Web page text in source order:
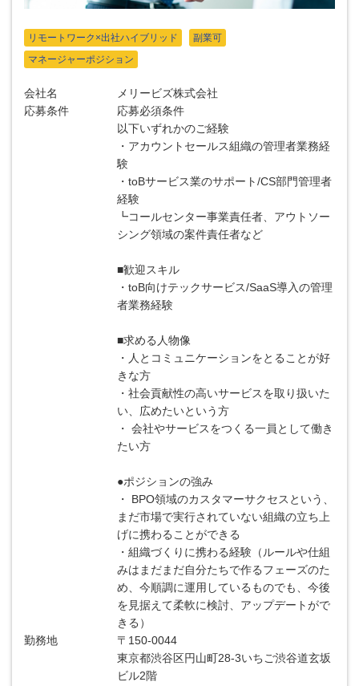
リモートワーク×出社ハイブリッド
副業可
マネージャーポジション
会社名
メリービズ株式会社
応募条件
応募必須条件
以下いずれかのご経験
・アカウントセールス組織の管理者業務経
験
・toBサービス業のサポート/CS部門管理者
経験
┗コールセンター事業責任者、アウトソー
シング領域の案件責任者など
■歓迎スキル
・toB向けテックサービス/SaaS導入の管理
者業務経験
■求める人物像
・人とコミュニケーションをとることが好
きな方
・社会貢献性の高いサービスを取り扱いた
い、広めたいという方
・ 会社やサービスをつくる一員として働き
たい方
●ポジションの強み
・ BPO領域のカスタマーサクセスという、
まだ市場で実行されていない組織の立ち上
げに携わることができる
・組織づくりに携わる経験（ルールや仕組
みはまだまだ自分たちで作るフェーズのた
め、今順調に運用しているものでも、今後
を見据えて柔軟に検討、アップデートがで
きる）
勤務地
〒150-0044
東京都渋谷区円山町28-3いちご渋谷道玄坂
ビル2階